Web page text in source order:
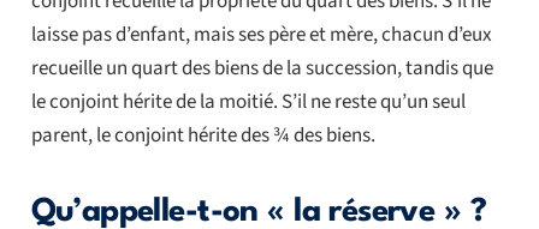
laisse pas d’enfant, mais ses père et mère, chacun d’eux
recueille un quart des biens de la succession, tandis que
le conjoint hérite de la moitié. S’il ne reste qu’un seul
parent, le conjoint hérite des ¾ des biens.
Qu’appelle-t-on « la réserve » ?